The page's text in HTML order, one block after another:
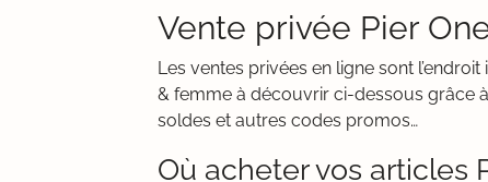
Vente privée Pier
Les ventes privées en ligne sont
& femme à découvrir ci-dessous grâce
soldes et autres codes promos…
Où acheter vos articles